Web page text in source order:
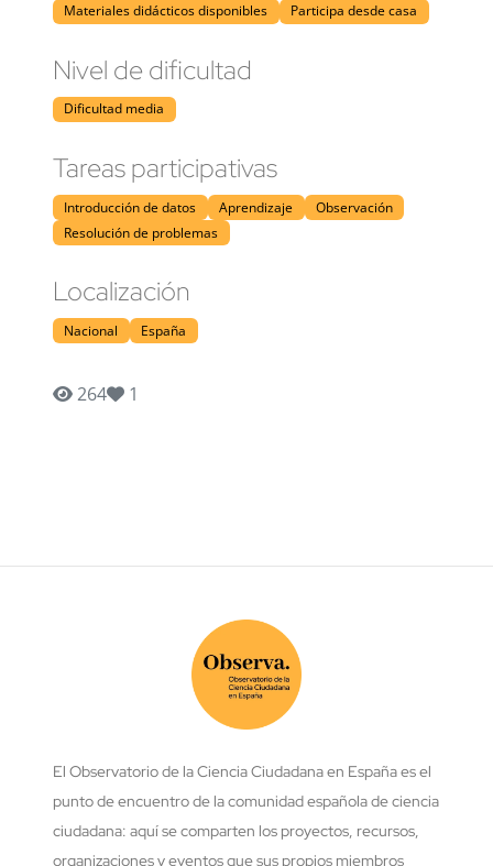
Materiales didácticos disponibles Participa desde casa
Nivel de dificultad
Dificultad media
Tareas participativas
Introducción de datos Aprendizaje
Observación
Resolución de problemas
Localización
Nacional España
264 1
El Observatorio de la Ciencia Ciudadana en España es el
punto de encuentro de la comunidad española de ciencia
ciudadana: aquí se comparten los proyectos, recursos,
organizaciones y eventos que sus propios miembros